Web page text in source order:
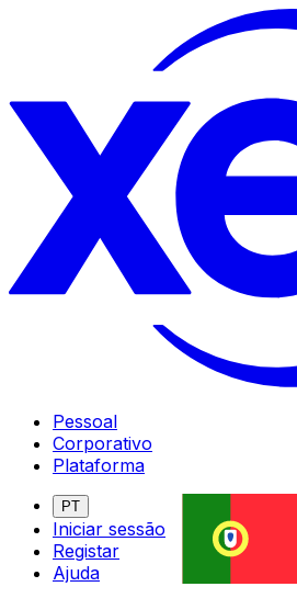
Pessoal
Corporativo
Plataforma
PT
Iniciar sessão
Registar
Ajuda